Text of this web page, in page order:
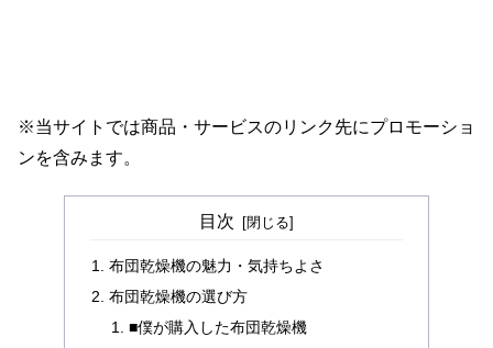
※当サイトでは商品・サービスのリンク先にプロモーショ
ンを含みます。
目次
布団乾燥機の魅力・気持ちよさ
布団乾燥機の選び方
■僕が購入した布団乾燥機